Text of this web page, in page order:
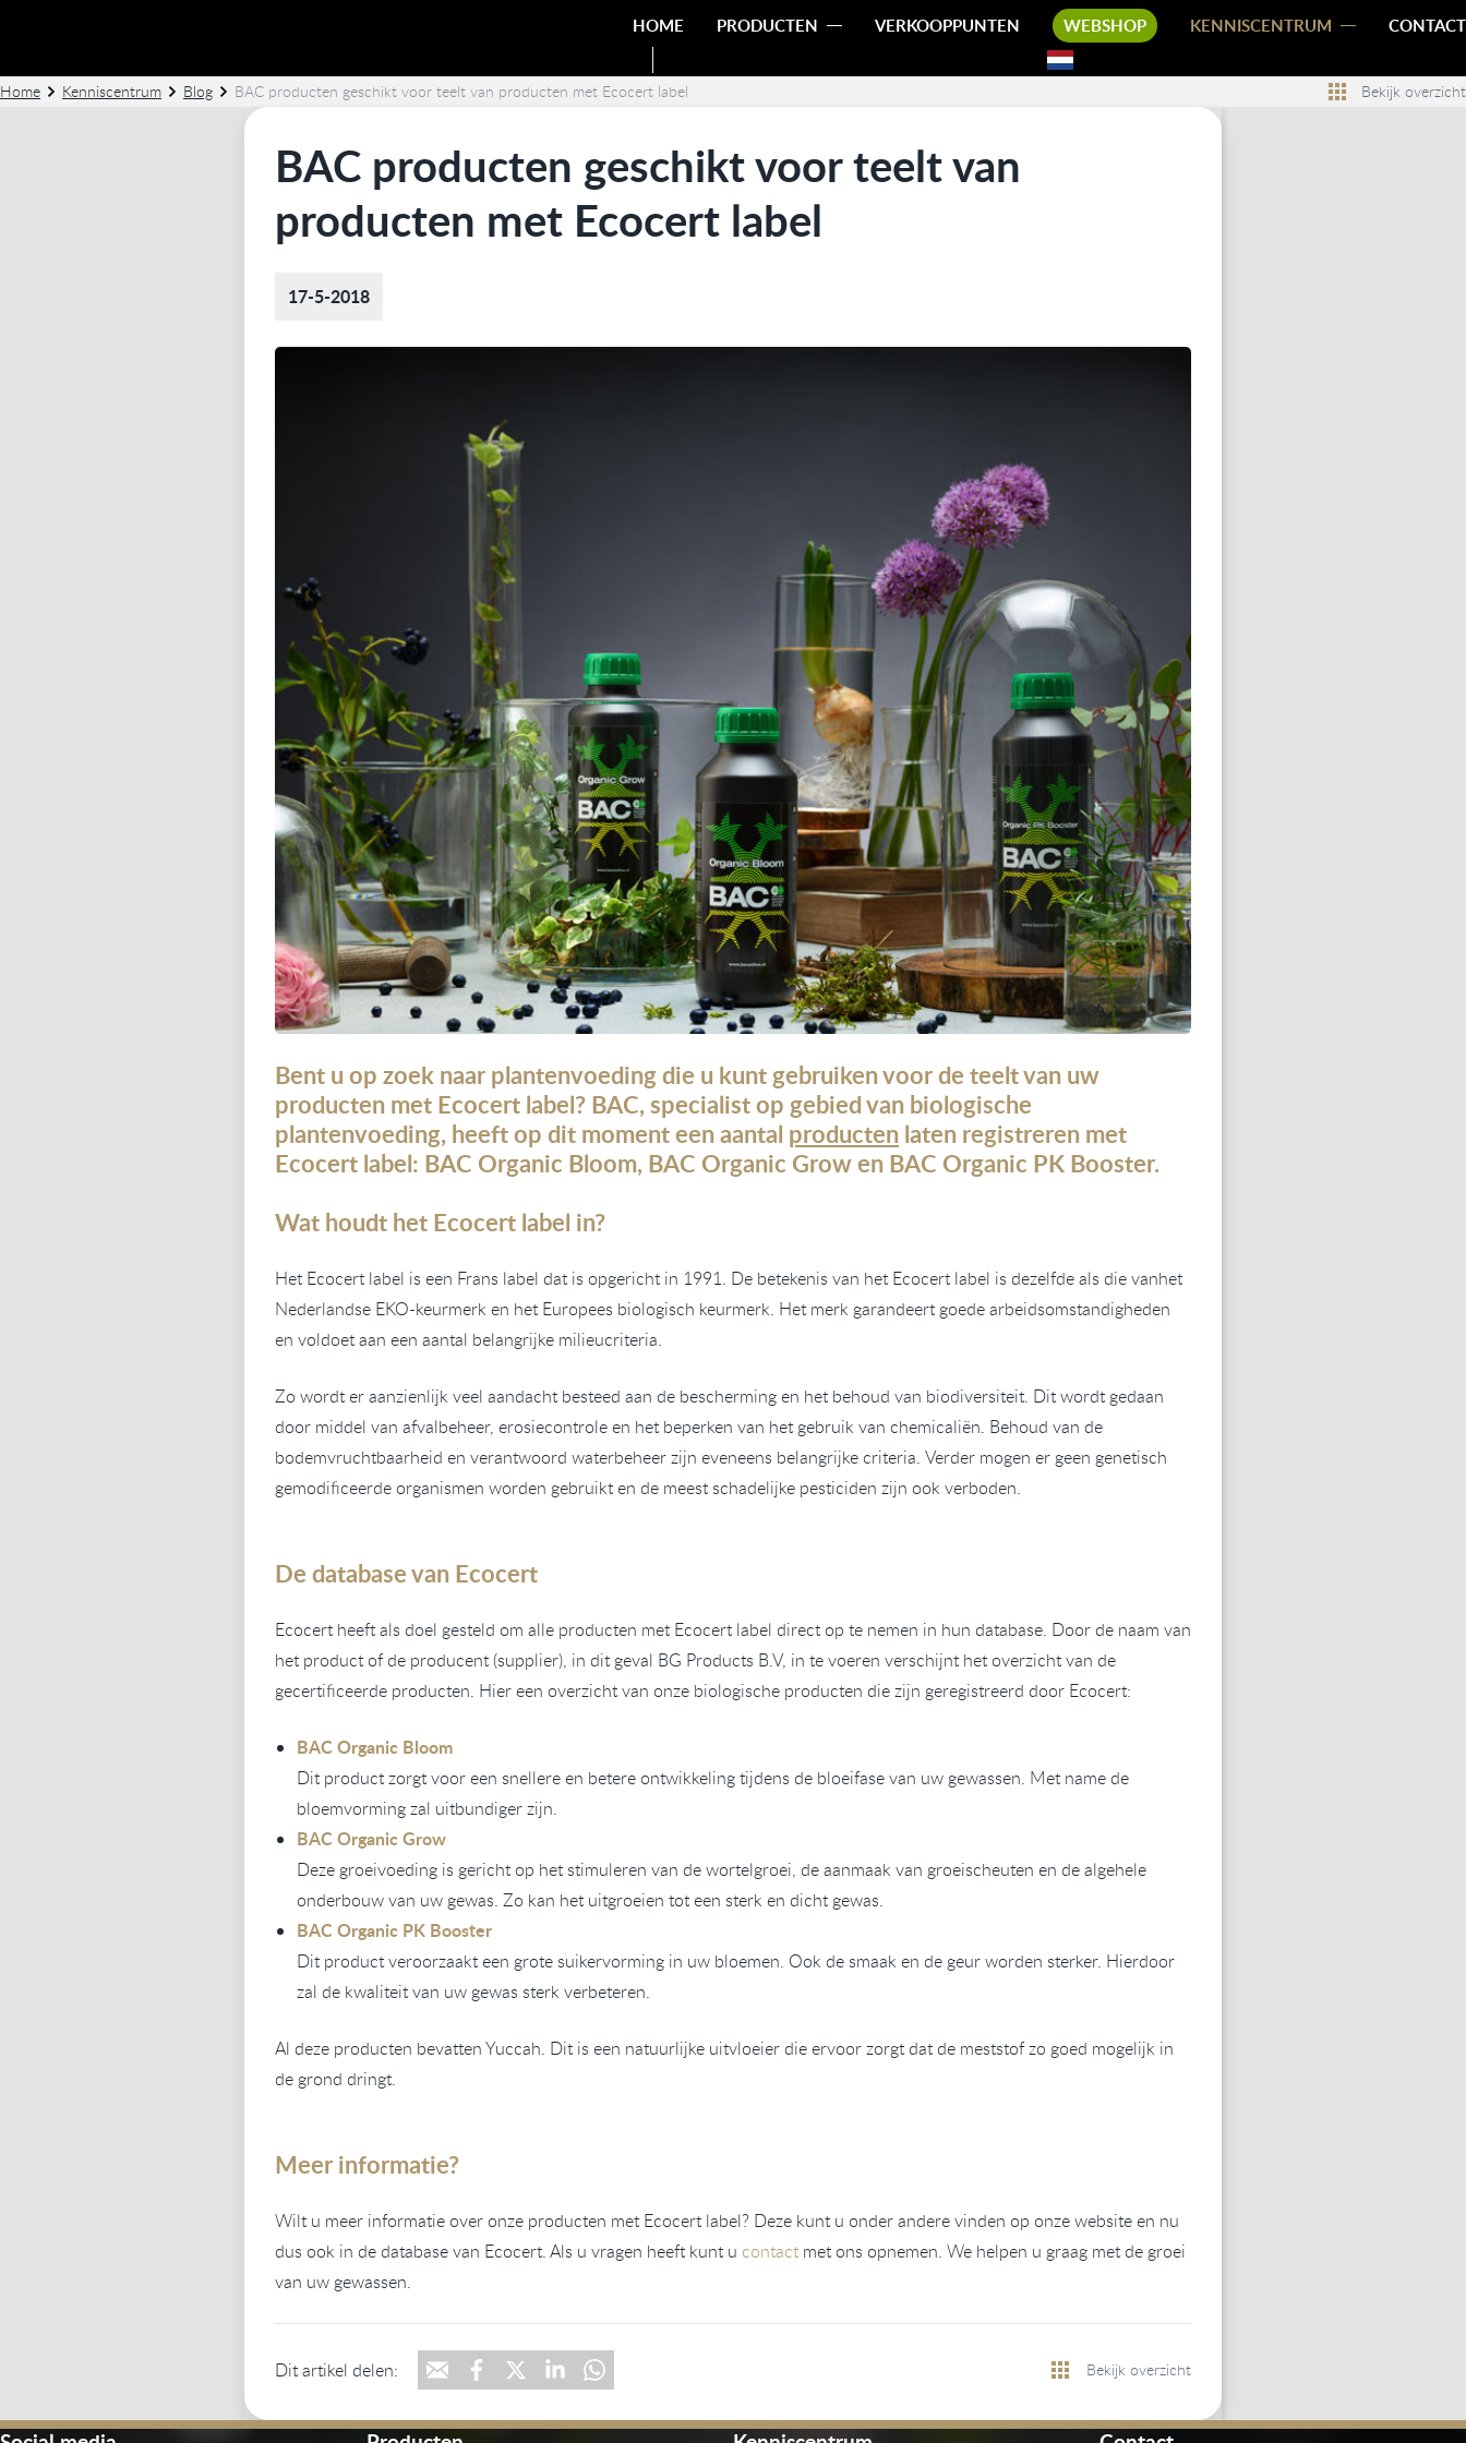
HOME PRODUCTEN VERKOOPPUNTEN WEBSHOP KENNISCENTRUM CONTACT
Home Kenniscentrum Blog BAC producten geschikt voor teelt van producten met Ecocert label Bekijk overzicht
BAC producten geschikt voor teelt van
producten met Ecocert label
17-5-2018
Bent u op zoek naarplantenvoedingdie u kunt gebruiken voordeteeltvan uw
producten met Ecocert label? BAC,specialist op gebied vanbiologische
plantenvoeding, heeft op dit moment een aantal productenlaten registrerenmet
Ecocertlabel: BAC Organic Bloom, BAC Organic Grow en BAC Organic PK Booster.
Wathoudthet Ecocert label in?
Het Ecocert label is een Frans label dat is opgericht in 1991. De betekenis van het Ecocert label is dezelfde als die vanhet
Nederlandse EKO-keurmerk en hetEuropees biologisch keurmerk. Het merk garandeert goede arbeidsomstandigheden
en voldoet aan een aantal belangrijke milieucriteria.
Zo wordt eraanzienlijk veel aandacht besteed aan de bescherming en het behoud van biodiversiteit. Dit wordt gedaan
door middel van afvalbeheer, erosiecontrole en het beperken van het gebruik van chemicaliën. Behoud van de
bodemvruchtbaarheid en verantwoord waterbeheer zijn eveneens belangrijke criteria. Verder mogen er geen genetisch
gemodificeerde organismen worden gebruikt en de meest schadelijke pesticiden zijn ook verboden.
De database van Ecocert
Ecocert heeft als doel gesteld om alle producten met Ecocert label direct op te nemen in hun database. Door de naam van
het product of de producent (supplier), in dit geval BG Products B.V, in te voeren verschijnt het overzicht van de
gecertificeerde producten. Hier een overzicht van onze biologische producten die zijn geregistreerd door Ecocert:
BAC Organic Bloom
Dit product zorgt voor een snellere en betere ontwikkeling tijdens de bloeifase van uw gewassen. Met name de
bloemvorming zal uitbundiger zijn.
BAC Organic Grow
Deze groeivoeding is gericht op het stimuleren van de wortelgroei, de aanmaak van groeischeuten en de algehele
onderbouw van uw gewas. Zo kan het uitgroeien tot een sterk en dicht gewas.
BAC Organic PK Booster
Dit product veroorzaakt een grote suikervorming in uw bloemen. Ook de smaak en de geur worden sterker. Hierdoor
zal de kwaliteit van uw gewas sterk verbeteren.
Al deze producten bevatten Yuccah. Dit is een natuurlijke uitvloeier die ervoor zorgt dat de meststof zo goed mogelijk in
de grond dringt.
Meer informatie?
Wilt u meer informatie over onze producten met Ecocert label? Deze kunt u onder andere vinden op onze website en nu
dus ook in de database van Ecocert. Als u vragen heeft kunt u contact met ons opnemen. We helpen u graag met de groei
van uw gewassen.
Dit artikel delen: Bekijk overzicht